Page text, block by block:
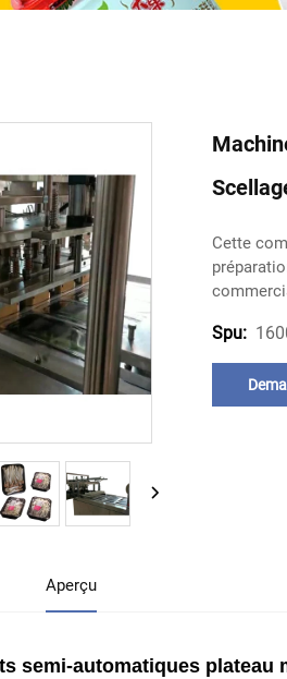
Cette
Spu:
Aperçu
semi-automatiques plateau